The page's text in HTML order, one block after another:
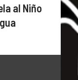
al Niño